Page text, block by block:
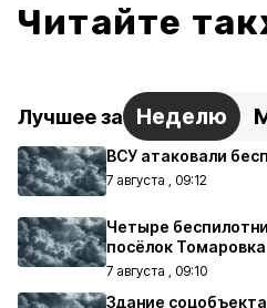
Читайте
Лучшее за Неделю
ВСУ атаковали
7 августа , 09:12
Четыре
посёлок Томаровка
7 августа , 09:10
Здание